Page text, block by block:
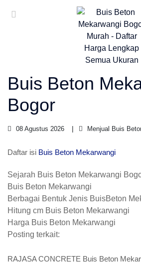
Buis Beton
Bogor
08 Agustus 2026 Menjual Buis
Daftar isi Buis Beton Mekarwangi
Sejarah Buis Beton Mekarwangi
Buis Beton Mekarwangi
Berbagai Bentuk Jenis BuisBeton
Hitung cm Buis Beton Mekarwangi
Harga Buis Beton Mekarwangi
Posting terkait:
RAJASA CONCRETE Buis Beton